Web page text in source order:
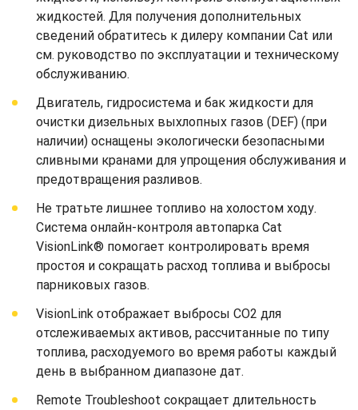
жидкостей. Для получения дополнительных
сведений обратитесь к дилеру компании Cat или
см. руководство по эксплуатации и техническому
обслуживанию.
Двигатель, гидросистема и бак жидкости для
очистки дизельных выхлопных газов (DEF) (при
наличии) оснащены экологически безопасными
сливными кранами для упрощения обслуживания и
предотвращения разливов.
Не тратьте лишнее топливо на холостом ходу.
Система онлайн-контроля автопарка Cat
VisionLink® помогает контролировать время
простоя и сокращать расход топлива и выбросы
парниковых газов.
VisionLink отображает выбросы CO2 для
отслеживаемых активов, рассчитанные по типу
топлива, расходуемого во время работы каждый
день в выбранном диапазоне дат.
Remote Troubleshoot сокращает длительность